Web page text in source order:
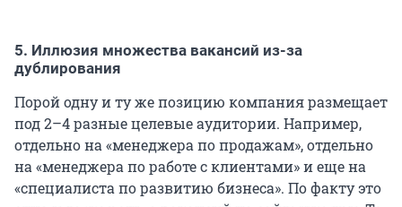
5. Иллюзия множества вакансий из-за
дублирования
Порой одну и ту же позицию компания размещает
под 2–4 разные целевые аудитории. Например,
отдельно на «менеджера по продажам», отдельно
на «менеджера по работе с клиентами» и еще на
«специалиста по развитию бизнеса». По факту это